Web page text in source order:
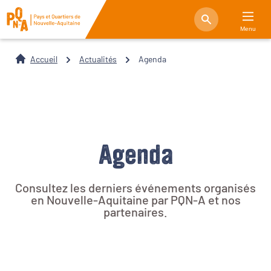
Menu
Accueil Actualités Agenda
Agenda
Consultez les derniers événements organisés
en Nouvelle-Aquitaine par PQN-A et nos
partenaires.